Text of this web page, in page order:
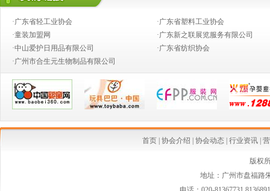
·交流学习、开拓进取 ——广东婴童协会零售连锁分会第二届三次理事会取得圆满
·共抗疫情 婴童人付出大爱行动 守护宝宝口粮，为爱逆行
·广东第二批“婴童用品安心优选店”在国家市场监督管理总局会议期间授牌及首批
·广东省孕婴童用品协会和零售连锁分会换届大会 及就职典礼交流晚宴成功举办
·祝贺我协会5家会员企业获得2018广东省名牌产品称号
·奉献爱心，精准扶贫——广东婴童协会组织企业开展清远白花塱小学捐资助学活动
·广东省轻工业协会
·广东省塑料工业协会
·童装加盟网
·广东新之联展览服务有限公司
·中山爱护日用品有限公司
·广东省纺织协会
·广州市合生元生物制品有限公司
首页 协会介绍 协会动态 行业资讯
版权
地址：广州市盘福路